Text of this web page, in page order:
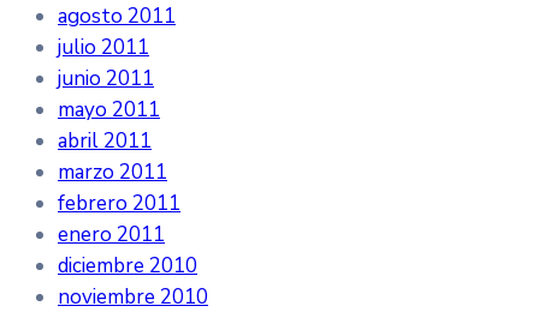
agosto 2011
julio 2011
junio 2011
mayo 2011
abril 2011
marzo 2011
febrero 2011
enero 2011
diciembre 2010
noviembre 2010